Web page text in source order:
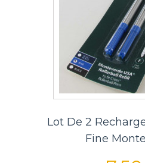
Lot De 2
Fine